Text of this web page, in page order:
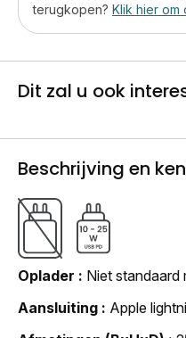
terugkopen? Klik hier om
Dit zal u ook
Beschrijving en
Oplader
Niet standaard
Aansluiting
Apple